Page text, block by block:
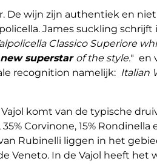
De wijn zijn authentiek en
James suckling schrijft
Classico Superiore
superstar of the style." en
recognition namelijk: Italian
komt van de typische
Corvinone, 15% Rondinella
Rubinelli liggen in het
Veneto. In de Vajol heeft het